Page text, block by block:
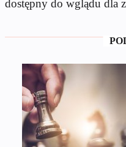
dostępny do wglądu dla